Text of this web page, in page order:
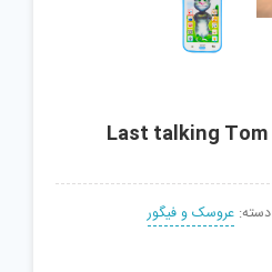
دسته: عروسک و فیگور